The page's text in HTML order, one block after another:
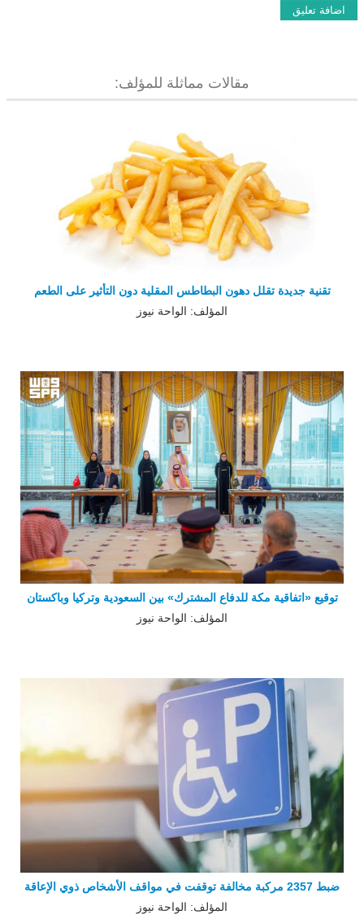
مقالات مماثلة للمؤلف:
تقنية جديدة تقلل دهون البطاطس المقلية دون التأثير على الطعم
المؤلف: الواحة نيوز
توقيع «اتفاقية مكة للدفاع المشترك» بين السعودية وتركيا وباكستان
المؤلف: الواحة نيوز
ضبط 2357 مركبة مخالفة توقفت في مواقف الأشخاص ذوي الإعاقة
المؤلف: الواحة نيوز